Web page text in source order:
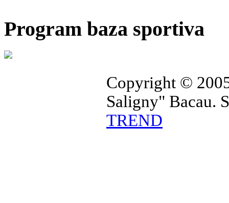
Program baza sportiva
Copyright ©
Saligny" Bacau.
TREND